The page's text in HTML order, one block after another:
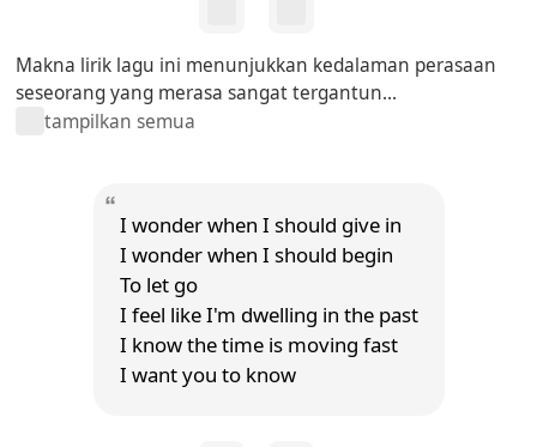
Makna lirik lagu ini menunjukkan kedalaman perasaan
seseorang yang merasa sangat tergantun...
tampilkan semua
I wonder when I should give in
I wonder when I should begin
To let go
I feel like I'm dwelling in the past
I know the time is moving fast
I want you to know